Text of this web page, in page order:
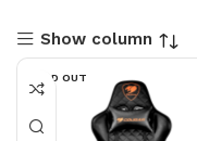
Show column
SOLD OUT